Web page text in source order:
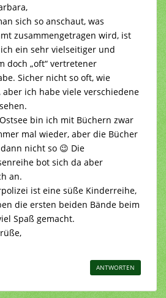
sich so anschaut, was
zusammengetragen wird, ist
ein sehr vielseitiger und
doch „oft“ vertretener
Sicher nicht so oft, wie
aber ich habe viele verschiedene
bin ich mit Büchern zwar
mal wieder, aber die Bücher
nicht so 😉 Die
bot sich da aber
an.
ist eine süße Kinderreihe,
die ersten beiden Bände beim
Spaß gemacht.
ANTWORTEN